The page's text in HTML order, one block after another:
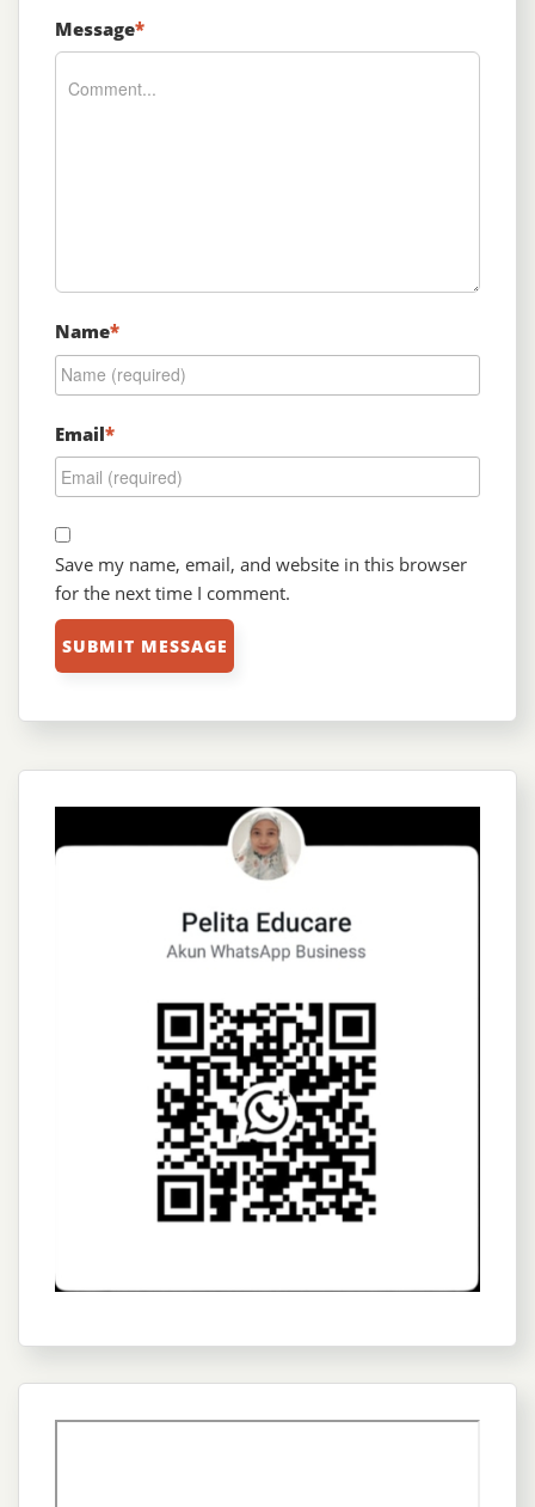
Message*
Name*
Email*
Save my name, email, and website in this browser
for the next time I comment.